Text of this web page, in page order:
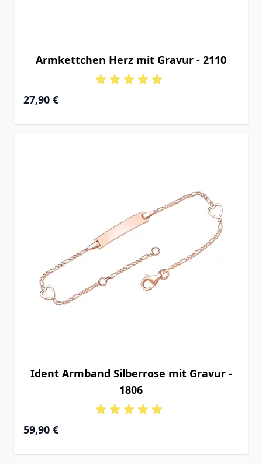
Armkettchen Herz mit Gravur - 2110
27,90 €
Ident Armband Silberrose mit Gravur -
1806
Ab
59,90 €